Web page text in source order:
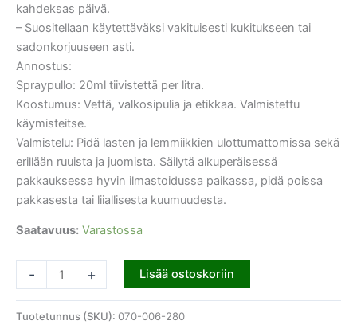
kahdeksas päivä.
– Suositellaan käytettäväksi vakituisesti kukitukseen tai
sadonkorjuuseen asti.
Annostus:
Spraypullo: 20ml tiivistettä per litra.
Koostumus: Vettä, valkosipulia ja etikkaa. Valmistettu
käymisteitse.
Valmistelu: Pidä lasten ja lemmiikkien ulottumattomissa sekä
erillään ruuista ja juomista. Säilytä alkuperäisessä
pakkauksessa hyvin ilmastoidussa paikassa, pidä poissa
pakkasesta tai liiallisesta kuumuudesta.
Saatavuus: Varastossa
- + Lisää ostoskoriin
Tuotetunnus (SKU): 070-006-280